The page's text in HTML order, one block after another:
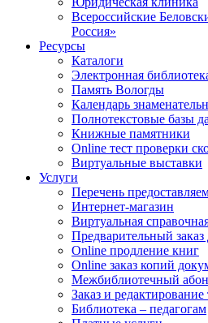
Всероссийские
Россия»
Ресурсы
Каталоги
Электронная
Память Вологды
Календарь
Полнотекстовые базы
Книжные памятники
Online тест проверки
Виртуальные выставки
Услуги
Перечень
Интернет-магазин
Виртуальная
Предварительный заказ
Online продление книг
Online заказ копий
Межбиблиотечный
Заказ и
Библиотека – педагогам